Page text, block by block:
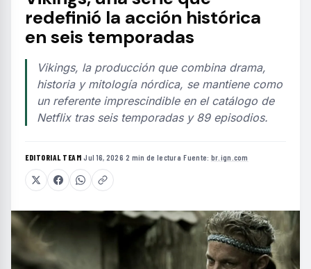
redefinió la acción histórica
en seis temporadas
Vikings, la producción que combina drama,
historia y mitología nórdica, se mantiene como
un referente imprescindible en el catálogo de
Netflix tras seis temporadas y 89 episodios.
EDITORIAL TEAM·Jul 16, 2026·2 min de lectura·Fuente: br.ign.com